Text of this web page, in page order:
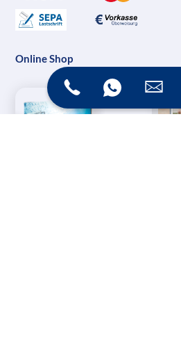
Online Shop